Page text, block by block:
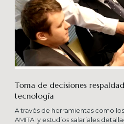
Toma de decisiones
tecnología​
A través de herramientas como
AMITAI y estudios salariales